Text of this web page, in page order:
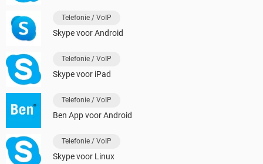
Telefonie / VoIP
Skype voor Android
Telefonie / VoIP
Skype voor iPad
Telefonie / VoIP
Ben App voor Android
Telefonie / VoIP
Skype voor Linux